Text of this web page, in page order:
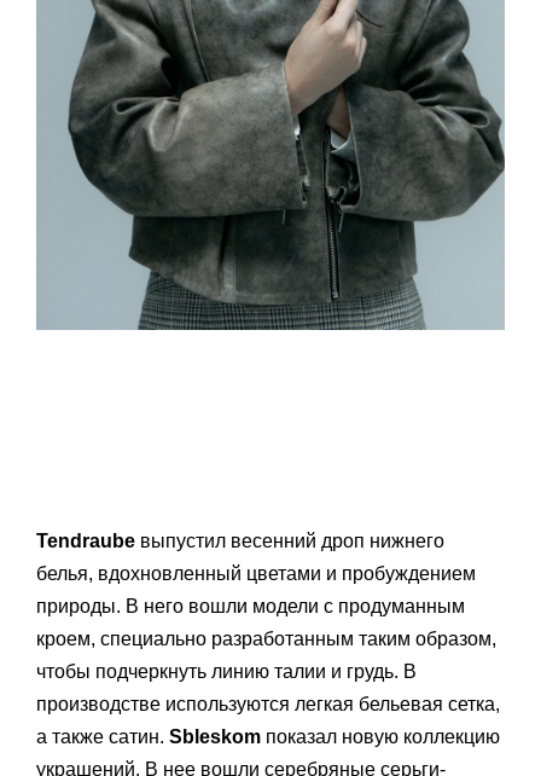
Tendraube выпустил весенний дроп нижнего
белья, вдохновленный цветами и пробуждением
природы. В него вошли модели с продуманным
кроем, специально разработанным таким образом,
чтобы подчеркнуть линию талии и грудь. В
производстве используются легкая бельевая сетка,
а также сатин. Sbleskom показал новую коллекцию
украшений. В нее вошли серебряные серьги-